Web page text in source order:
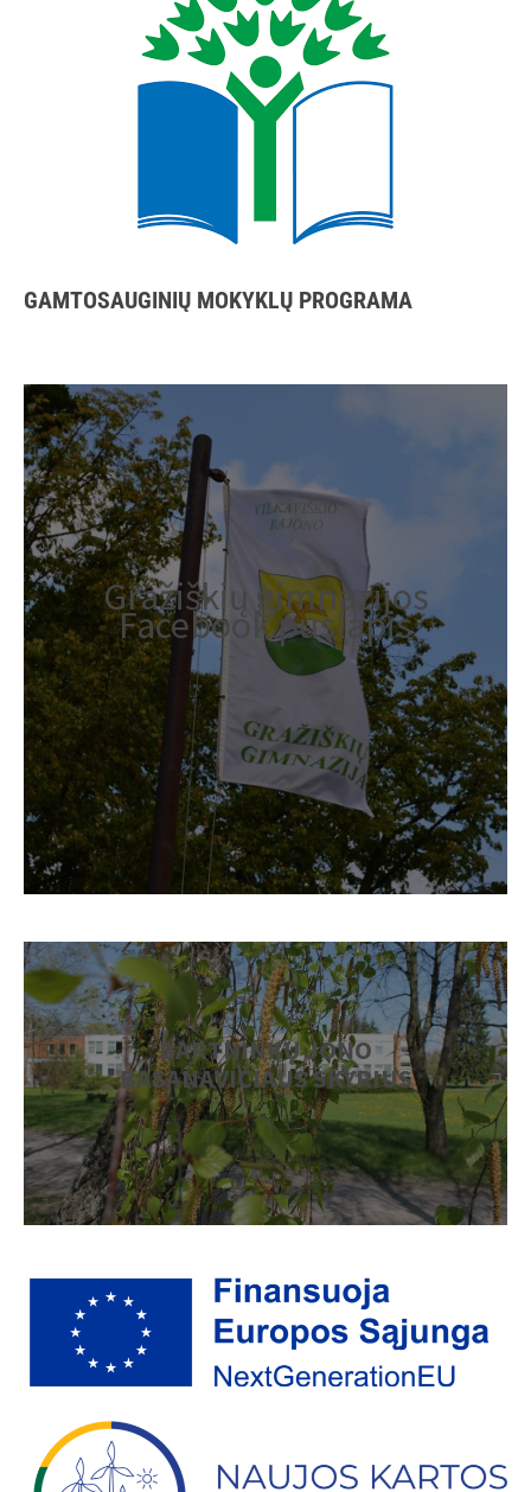
GAMTOSAUGINIŲ MOKYKLŲ PROGRAMA
Gražiškių gimnazijos
Facebook puslapis
BARTNINKŲ JONO
BASANAVIČIAUS SKYRIUS